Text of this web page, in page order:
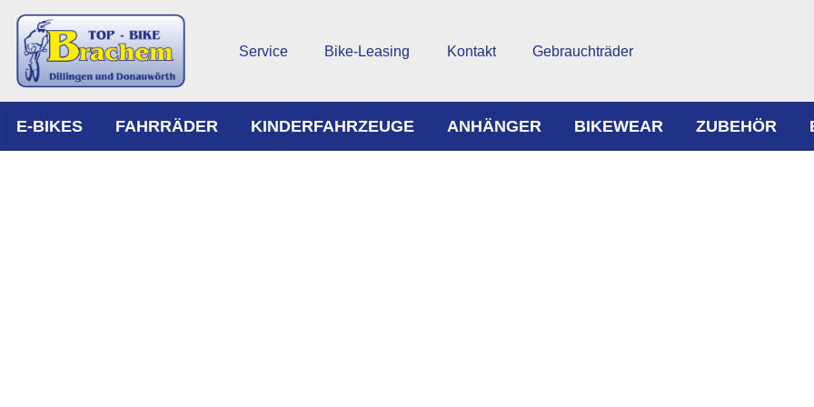
Service Bike-Leasing Kontakt Gebrauchträder
E-BIKES FAHRRÄDER KINDERFAHRZEUGE ANHÄNGER BIKEWEAR ZUBEHÖR